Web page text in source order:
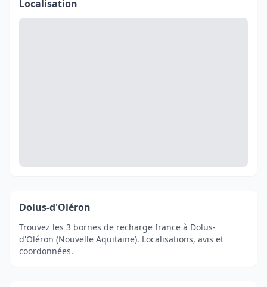
Localisation
Dolus-d'Oléron
Trouvez les 3 bornes de recharge france à Dolus-
d'Oléron (Nouvelle Aquitaine). Localisations, avis et
coordonnées.